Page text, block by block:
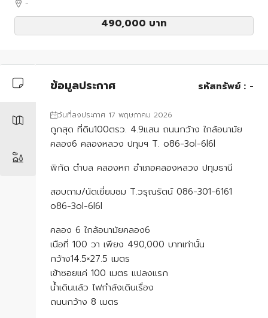
-
490,000 บาท
ข้อมูลประกาศ รหัสทรัพย์ : -
วันที่ลงประกาศ 17 พฤษภาคม 2026
ถูกสุด ที่ดิน100ตรว. 4.9แสน ถนนกว้าง ใกล้อนามัย
คลอง6 คลองหลวง ปทุมฯ T. o86-3ol-6l6l
พิกัด ตำบล คลองหก อำเภอคลองหลวง ปทุมธานี
สอบถาม/นัดเยี่ยมชม T.วรุณรัตน์ 086-301-6161
o86-3ol-6l6l
คลอง 6 ใกล้อนามัยคลอง6
เนือที่ 100 วา เพียง 490,000 บาทเท่านั้น
กว้าง14.5×27.5 เมตร
เข้าซอยแค่ 100 เมตร แปลงแรก
น้ำเดินแล้ว ไฟกำลังเดินเรื่อง
ถนนกว้าง 8 เมตร